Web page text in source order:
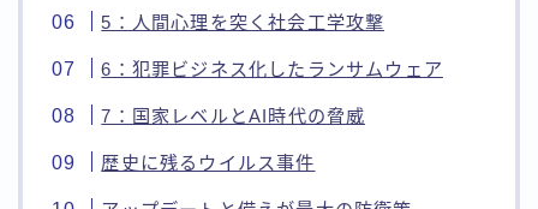
5：人間心理を突く社会工学攻撃
6：犯罪ビジネス化したランサムウェア
7：国家レベルとAI時代の脅威
歴史に残るウイルス事件